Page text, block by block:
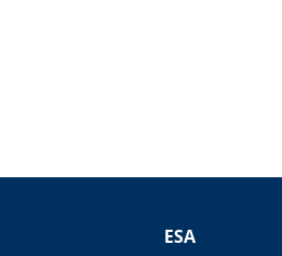
ESA